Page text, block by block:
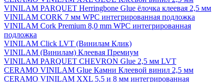
VINILAM PARQUET Herringbone Glue ёлочка клеевая 2,5 мм
VINILAM CORK 7 мм WPC интегрированная подложка
VINILAM Cork Premium 8,0 mm WPC интегрированная
подложка
VINILAM Click LVT (Винилам Клик)
VINILAM (Винилам) Клеевая Премиум
VINILAM PARQUET CHEVRON Glue 2,5 мм LVT
CERAMO VINILAM Glue Камни Клеевой винил 2,5 мм
CERAMO VINILAM XXL 5,5 и 8 мм интегрированная